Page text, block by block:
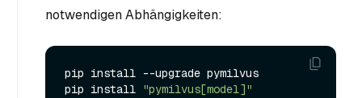
notwendigen Abhängigkeiten:
pip install --upgrade pymilvus
pip install "pymilvus[model]"